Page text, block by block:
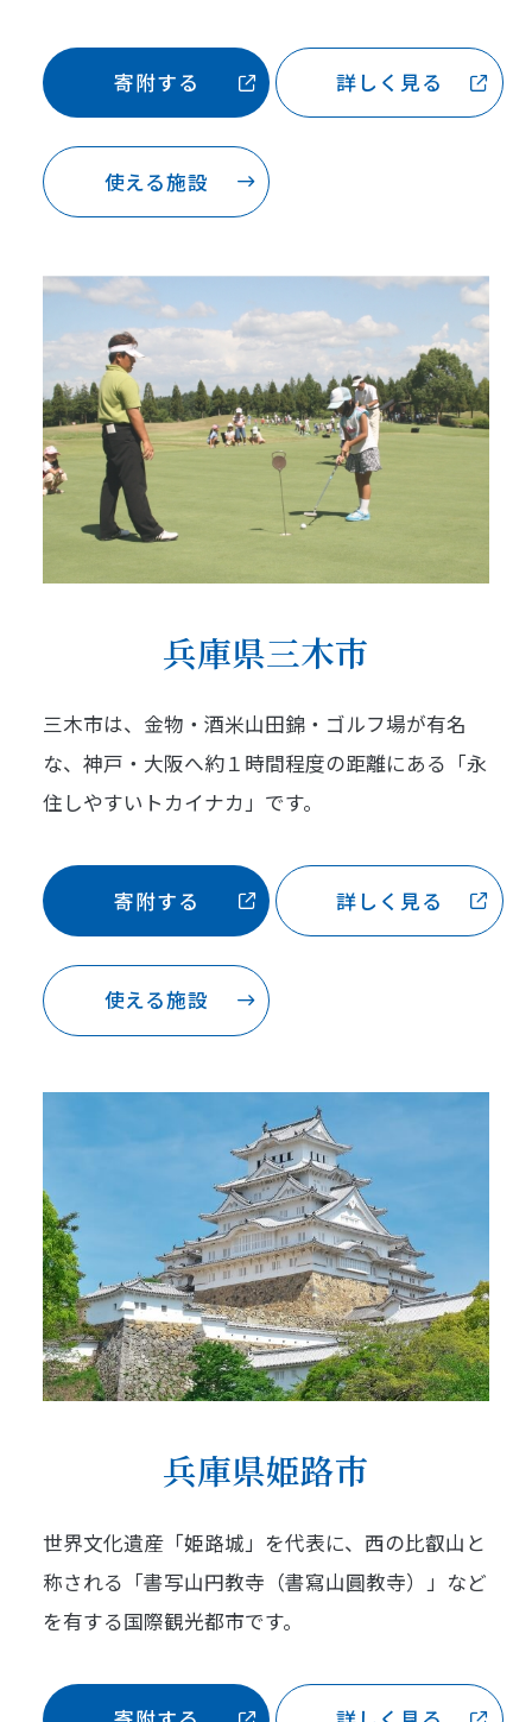
寄附する 詳しく見る
使える施設
兵庫県三木市
三木市は、金物・酒米山田錦・ゴルフ場が有名
な、神戸・大阪へ約１時間程度の距離にある「永
住しやすいトカイナカ」です。
寄附する 詳しく見る
使える施設
兵庫県姫路市
世界文化遺産「姫路城」を代表に、西の比叡山と
称される「書写山円教寺（書寫山圓教寺）」など
を有する国際観光都市です。